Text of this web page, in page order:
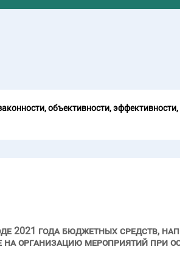
объективности, эффективности,
2021 года бюджетных средств,
организацию мероприятий при